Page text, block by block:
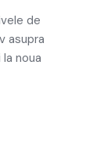
de
asupra
noua